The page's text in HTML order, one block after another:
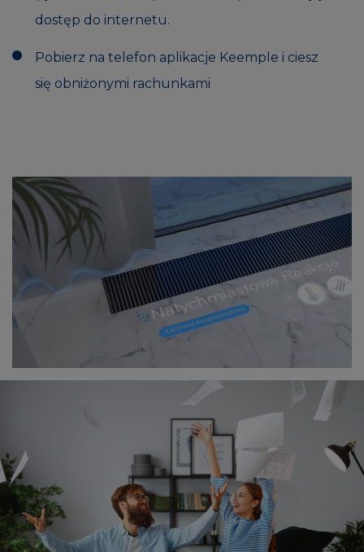
dostęp do internetu.
Pobierz na telefon aplikacje Keemple i ciesz
się obniżonymi rachunkami